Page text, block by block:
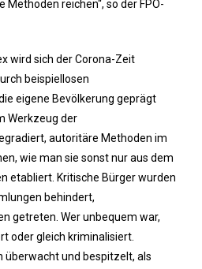
Methoden reichen“, so der FPÖ-
wird sich der Corona-Zeit
beispiellosen
eigene Bevölkerung geprägt
Werkzeug der
autoritäre Methoden im
wie man sie sonst nur aus dem
etabliert. Kritische Bürger wurden
behindert,
getreten. Wer unbequem war,
oder gleich kriminalisiert.
überwacht und bespitzelt, als